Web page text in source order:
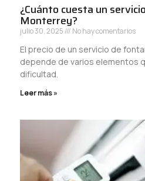
¿Cuánto cuesta un
Monterrey?
julio 30, 2025 No hay comentarios
El precio de un servicio de
depende de varios elementos
dificultad.
Leer más »